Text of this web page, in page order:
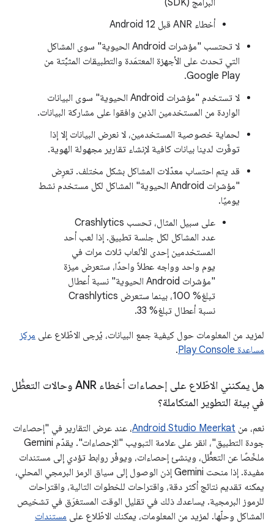
البرامج (SDK)
أخطاء ANR قبل Android 12
لا تحتسب "مؤشرات Android الحيوية" سوى المشاكل
التي تحدث على الأجهزة المعتمَدة والتطبيقات المثبَّتة من
Google Play.
لا تستخدم "مؤشرات Android الحيوية" سوى البيانات
الواردة من المستخدمين الذين وافقوا على مشاركة البيانات.
لحماية خصوصية المستخدمين، لا نعرض البيانات إلا إذا
توفّرت لدينا بيانات كافية لإنشاء تقارير مجهولة الهوية.
قد يتم احتساب معدّلات المشاكل بشكل مختلف. تعرِض
"مؤشرات Android الحيوية" المشاكل لكل مستخدم نشط
يوميًا.
على سبيل المثال، تحسب Crashlytics
عدد المشاكل لكل جلسة تطبيق. إذا لعب أحد
المستخدمين إحدى الألعاب ثلاث مرات في
يوم واحد وواجه عطلاً واحدًا، ستعرض ميزة
"مؤشرات Android الحيوية" نسبة أعطال
تبلغ% 100، بينما ستعرض Crashlytics
نسبة أعطال تبلغ% 33.
لمزيد من المعلومات حول كيفية جمع البيانات، يُرجى الاطّلاع على مركز
مساعدة Play Console
.
هل يمكنني الاطّلاع على إحصاءات أخطاء ANR وحالات التعطُّل
في بيئة التطوير المتكاملة؟
نعم، من Android Studio Meerkat، عند عرض التقارير في "إحصاءات
جودة التطبيق"، انقر على علامة التبويب "الإحصاءات". يقدّم Gemini
ملخّصًا عن التعطُّل، وينشئ إحصاءات، ويوفّر روابط تؤدي إلى مستندات
مفيدة. إذا منحت Gemini إذن الوصول إلى سياق الرمز البرمجي المحلي،
يمكنه تقديم نتائج أكثر دقة، واقتراحات للخطوات التالية، واقتراحات
للرموز البرمجية. يساعدك ذلك في تقليل الوقت المستغرَق في تشخيص
المشاكل وحلّها. لمزيد من المعلومات، يمكنك الاطّلاع على مستندات